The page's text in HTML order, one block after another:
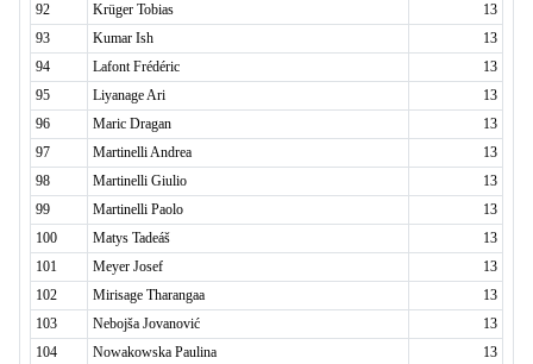
92
Krüger Tobias
13
93
Kumar Ish
13
94
Lafont Frédéric
13
95
Liyanage Ari
13
96
Maric Dragan
13
97
Martinelli Andrea
13
98
Martinelli Giulio
13
99
Martinelli Paolo
13
100
Matys Tadeáš
13
101
Meyer Josef
13
102
Mirisage Tharangaa
13
103
Nebojša Jovanović
13
104
Nowakowska Paulina
13